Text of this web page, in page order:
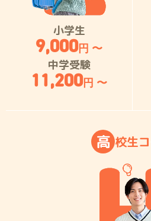
小学生
9,000円 〜
中学受験
11,200円 〜
高 校生コ